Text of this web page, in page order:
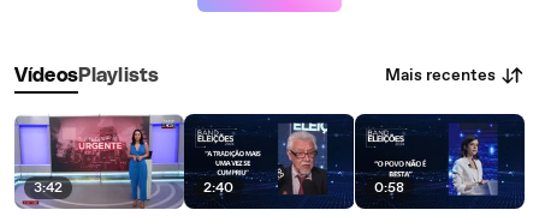
VídeosPlaylists Mais recentes
3:42 2:40 0:58